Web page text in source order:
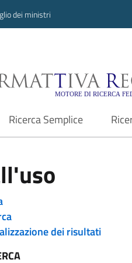
dei ministri
Ricerca Semplice
dei risultati